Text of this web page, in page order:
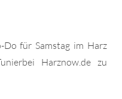
für Samstag im Harz
Harznow.de zu